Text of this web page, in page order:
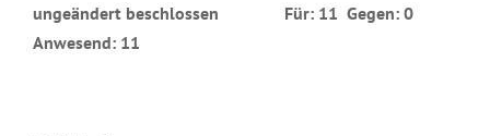
ungeändert beschlossen Für: 11 Gegen: 0
Anwesend: 11